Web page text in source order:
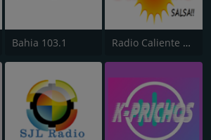
Bahia 103.1 Radio Caliente Lima